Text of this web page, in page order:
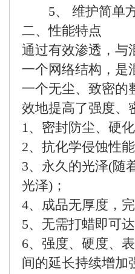
5、 维护简单方
二、性能特点
通过有效渗透，与
一个网络结构，是
一个无尘、致密的
效地提高了强度、
1、密封防尘、硬
2、抗化学侵蚀性
3、永久的光泽(随
光泽)；
4、成品无厚度，
5、无需打蜡即可
6、强度、硬度、
间的延长持续增加